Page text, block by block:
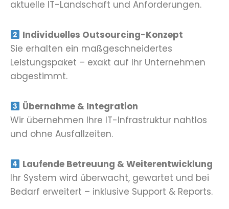
aktuelle IT-Landschaft und Anforderungen.
Individuelles Outsourcing-Konzept
Sie erhalten ein maßgeschneidertes
Leistungspaket – exakt auf Ihr Unternehmen
abgestimmt.
Übernahme & Integration
Wir übernehmen Ihre IT-Infrastruktur nahtlos
und ohne Ausfallzeiten.
Laufende Betreuung & Weiterentwicklung
Ihr System wird überwacht, gewartet und bei
Bedarf erweitert – inklusive Support & Reports.